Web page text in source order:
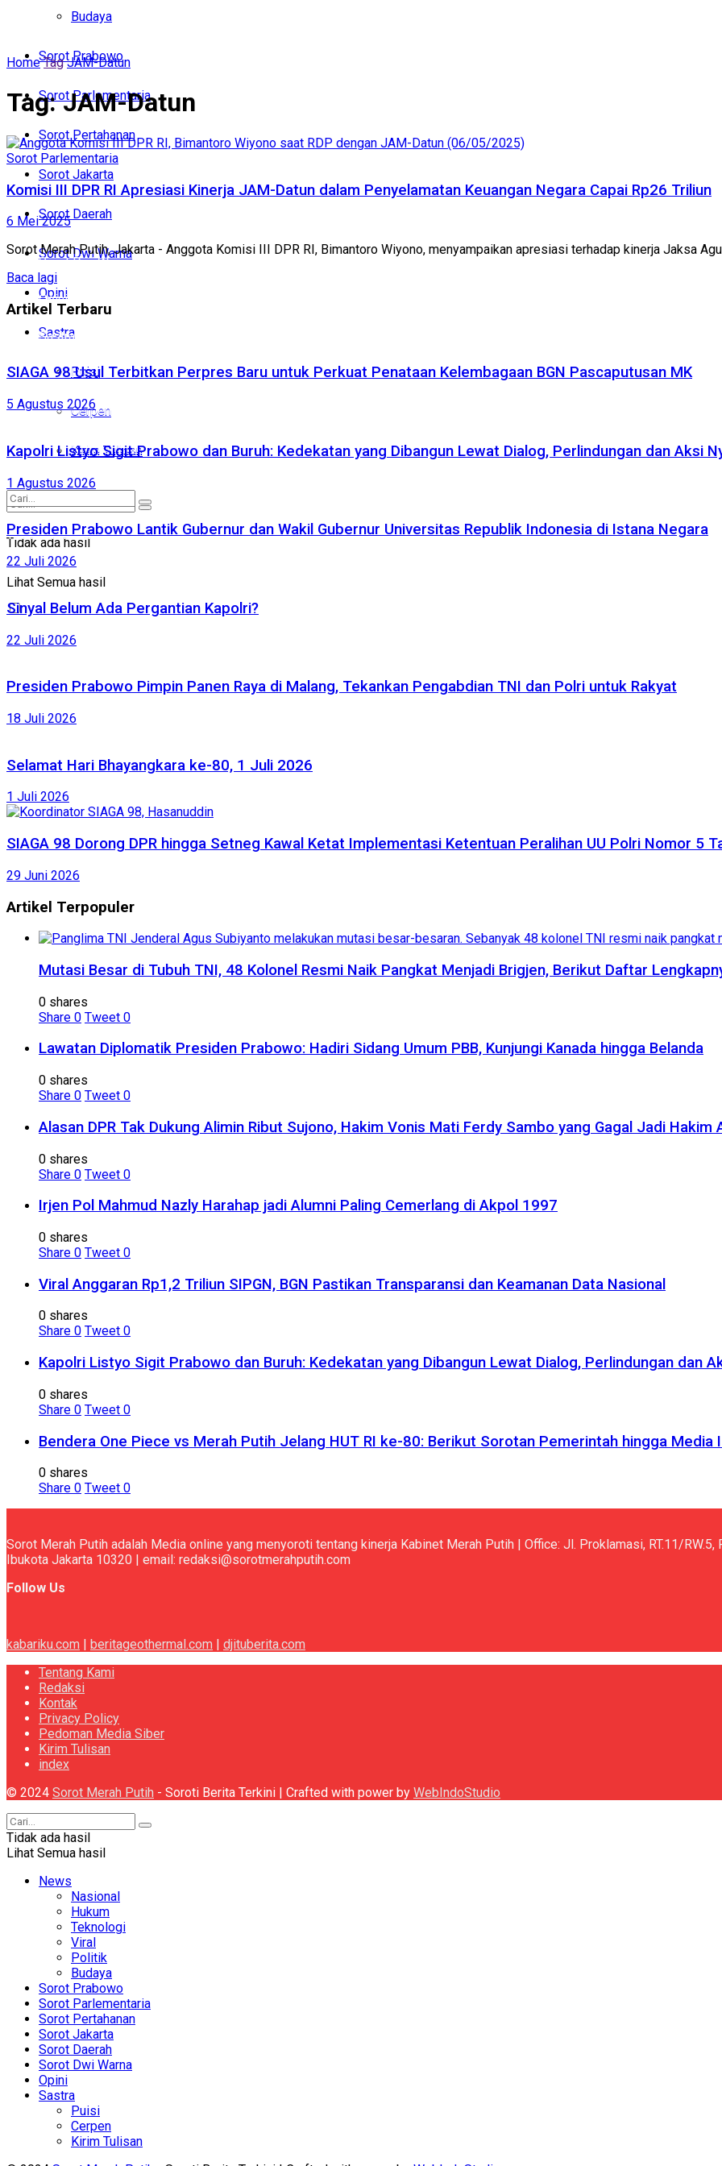
Budaya
Sorot Prabowo
Sorot Parlementaria
Sorot Pertahanan
Sorot Jakarta
Sorot Daerah
Sorot Dwi Warna
Opini
Sastra
Puisi
Cerpen
Kirim Tulisan
Tidak ada hasil
Lihat Semua hasil
Sorot Parlementaria
Sorot Pertahanan
Sorot Jakarta
Sorot Daerah
Sorot Dwi Warna
Opini
Sastra
Puisi
Cerpen
Kirim Tulisan
Tidak ada hasil
Lihat Semua hasil
Home Tag JAM-Datun
Tag:JAM-Datun
Sorot Parlementaria
Komisi III DPR RI Apresiasi Kinerja JAM-Datun dalam Penyelamatan Keuangan Negara Capai Rp26 Triliun
6 Mei 2025
Sorot Merah Putih, Jakarta - Anggota Komisi III DPR RI, Bimantoro Wiyono, menyampaikan apresiasi terhadap kinerja Jaksa
Baca lagi
Artikel Terbaru
SIAGA 98 Usul Terbitkan Perpres Baru untuk Perkuat Penataan Kelembagaan BGN Pascaputusan MK
5 Agustus 2026
Kapolri Listyo Sigit Prabowo dan Buruh: Kedekatan yang Dibangun Lewat Dialog, Perlindungan dan Aksi
1 Agustus 2026
Presiden Prabowo Lantik Gubernur dan Wakil Gubernur Universitas Republik Indonesia di Istana Negara
22 Juli 2026
Sinyal Belum Ada Pergantian Kapolri?
22 Juli 2026
Presiden Prabowo Pimpin Panen Raya di Malang, Tekankan Pengabdian TNI dan Polri untuk Rakyat
18 Juli 2026
Selamat Hari Bhayangkara ke-80, 1 Juli 2026
1 Juli 2026
SIAGA 98 Dorong DPR hingga Setneg Kawal Ketat Implementasi Ketentuan Peralihan UU Polri Nomor 5
29 Juni 2026
Artikel Terpopuler
Mutasi Besar di Tubuh TNI, 48 Kolonel Resmi Naik Pangkat Menjadi Brigjen, Berikut Daftar
0 shares
Share 0 Tweet 0
Lawatan Diplomatik Presiden Prabowo: Hadiri Sidang Umum PBB, Kunjungi Kanada hingga Belanda
0 shares
Share 0 Tweet 0
Alasan DPR Tak Dukung Alimin Ribut Sujono, Hakim Vonis Mati Ferdy Sambo yang Gagal Jadi Hakim
0 shares
Share 0 Tweet 0
Irjen Pol Mahmud Nazly Harahap jadi Alumni Paling Cemerlang di Akpol 1997
0 shares
Share 0 Tweet 0
Viral Anggaran Rp1,2 Triliun SIPGN, BGN Pastikan Transparansi dan Keamanan Data Nasional
0 shares
Share 0 Tweet 0
Kapolri Listyo Sigit Prabowo dan Buruh: Kedekatan yang Dibangun Lewat Dialog, Perlindungan dan
0 shares
Share 0 Tweet 0
Bendera One Piece vs Merah Putih Jelang HUT RI ke-80: Berikut Sorotan Pemerintah hingga Media
0 shares
Share 0 Tweet 0
Sorot Merah Putih adalah Media online yang menyoroti tentang kinerja Kabinet Merah Putih | Office: Jl. Proklamasi, RT.11/
Ibukota Jakarta 10320 | email: redaksi@sorotmerahputih.com
Follow Us
kabariku.com beritageothermal.com
djituberita.com
Tentang Kami
Redaksi
Kontak
Privacy Policy
Pedoman Media Siber
Kirim Tulisan
index
© 2024 Sorot Merah Putih - Soroti Berita Terkini | Crafted with power by WebIndoStudio
Tidak ada hasil
Lihat Semua hasil
News
Nasional
Hukum
Teknologi
Viral
Politik
Budaya
Sorot Prabowo
Sorot Parlementaria
Sorot Pertahanan
Sorot Jakarta
Sorot Daerah
Sorot Dwi Warna
Opini
Sastra
Puisi
Cerpen
Kirim Tulisan